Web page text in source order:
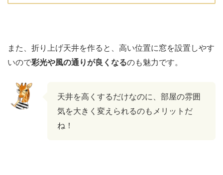
また、折り上げ天井を作ると、高い位置に窓を設置しやす
いので彩光や風の通りが良くなるのも魅力です。
天井を高くするだけなのに、部屋の雰囲
気を大きく変えられるのもメリットだ
ね！